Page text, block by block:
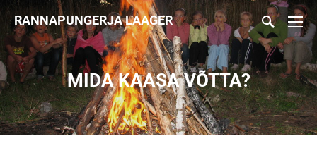
RANNAPUNGERJA LAAGER
MIDA KAASA VÕTTA?